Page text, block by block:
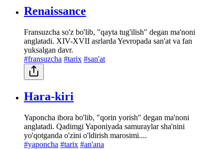
Renaissance
Fransuzcha so'z bo'lib, "qayta tug'ilish" degan ma'noni
anglatadi. XIV-XVII asrlarda Yevropada san'at va fan
yuksalgan davr.
#fransuzcha #tarix #san'at
Hara-kiri
Yaponcha ibora bo'lib, "qorin yorish" degan ma'noni
anglatadi. Qadimgi Yaponiyada samuraylar sha'nini
yo'qotganda o'zini o'ldirish marosimi....
#yaponcha #tarix #an'ana